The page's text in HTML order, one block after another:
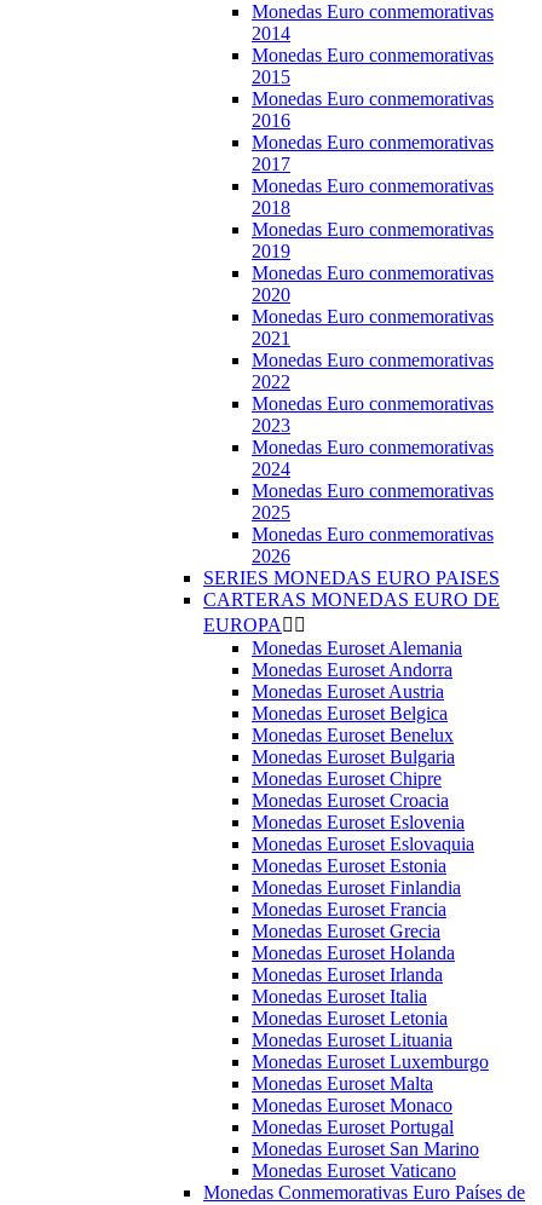
Monedas Euro conmemorativas
2014
Monedas Euro conmemorativas
2015
Monedas Euro conmemorativas
2016
Monedas Euro conmemorativas
2017
Monedas Euro conmemorativas
2018
Monedas Euro conmemorativas
2019
Monedas Euro conmemorativas
2020
Monedas Euro conmemorativas
2021
Monedas Euro conmemorativas
2022
Monedas Euro conmemorativas
2023
Monedas Euro conmemorativas
2024
Monedas Euro conmemorativas
2025
Monedas Euro conmemorativas
2026
SERIES MONEDAS EURO PAISES
CARTERAS MONEDAS EURO DE
EUROPA  
Monedas Euroset Alemania
Monedas Euroset Andorra
Monedas Euroset Austria
Monedas Euroset Belgica
Monedas Euroset Benelux
Monedas Euroset Bulgaria
Monedas Euroset Chipre
Monedas Euroset Croacia
Monedas Euroset Eslovenia
Monedas Euroset Eslovaquia
Monedas Euroset Estonia
Monedas Euroset Finlandia
Monedas Euroset Francia
Monedas Euroset Grecia
Monedas Euroset Holanda
Monedas Euroset Irlanda
Monedas Euroset Italia
Monedas Euroset Letonia
Monedas Euroset Lituania
Monedas Euroset Luxemburgo
Monedas Euroset Malta
Monedas Euroset Monaco
Monedas Euroset Portugal
Monedas Euroset San Marino
Monedas Euroset Vaticano
Monedas Conmemorativas Euro Países de